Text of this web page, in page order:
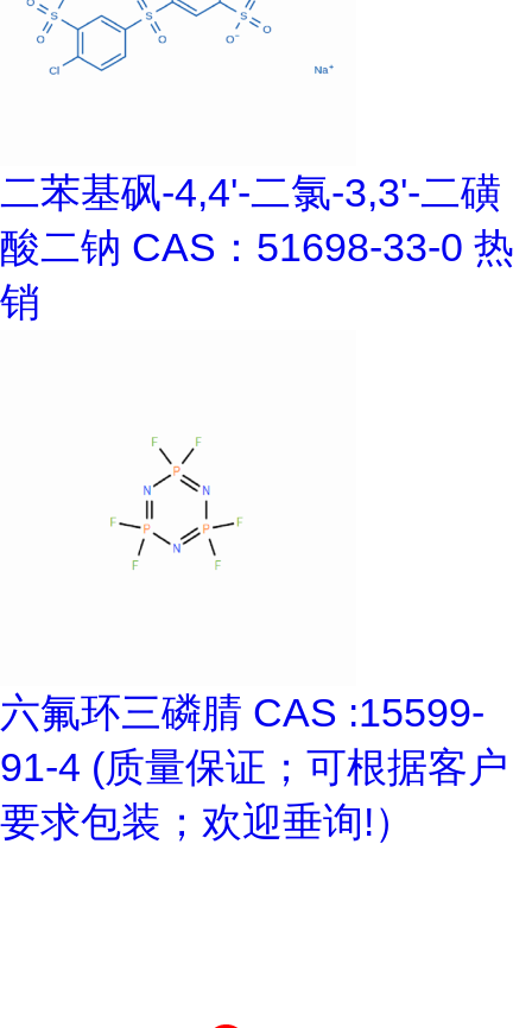
二苯基砜-4,4'-二氯-3,3'-二磺
酸二钠 CAS：51698-33-0 热
销
六氟环三磷腈 CAS :15599-
91-4 (质量保证；可根据客户
要求包装；欢迎垂询!）